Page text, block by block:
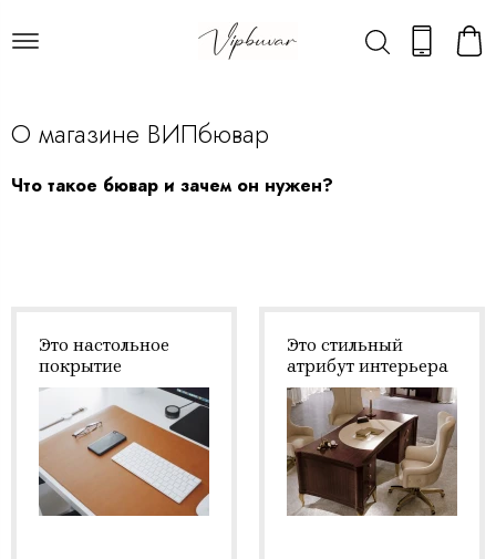
О магазине ВИПбювар
Что такое бювар и зачем он нужен?
Это настольное
покрытие
Это стильный
атрибут интерьера